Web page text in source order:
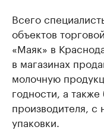
Всего
объектов
«Маяк» в
в магазинах
молочную
годности, а
производителя,
упаковки.